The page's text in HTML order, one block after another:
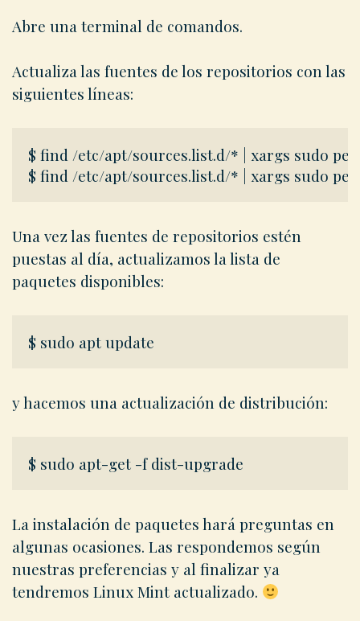
Abre una terminal de comandos.
Actualiza las fuentes de los repositorios con las
siguientes líneas:
$ find /etc/apt/sources.list.d/* | xargs sudo
Una vez las fuentes de repositorios estén
puestas al día, actualizamos la lista de
paquetes disponibles:
$ sudo apt update
y hacemos una actualización de distribución:
$ sudo apt-get -f dist-upgrade
La instalación de paquetes hará preguntas en
algunas ocasiones. Las respondemos según
nuestras preferencias y al finalizar ya
tendremos Linux Mint actualizado.